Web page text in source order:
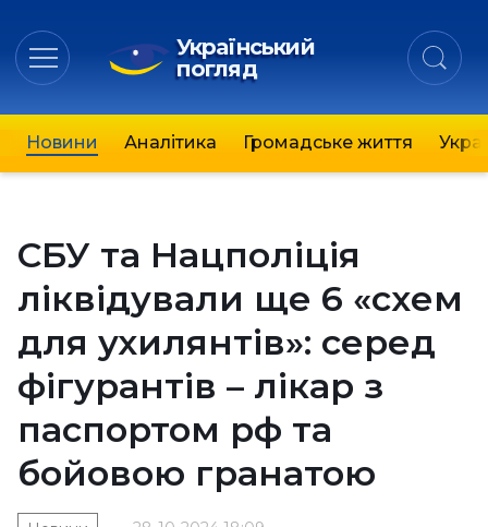
Український
погляд
Новини Аналітика Громадське життя
СБУ та Нацполіція
ліквідували ще 6 «схем
для ухилянтів»: серед
фігурантів – лікар з
паспортом рф та
бойовою гранатою